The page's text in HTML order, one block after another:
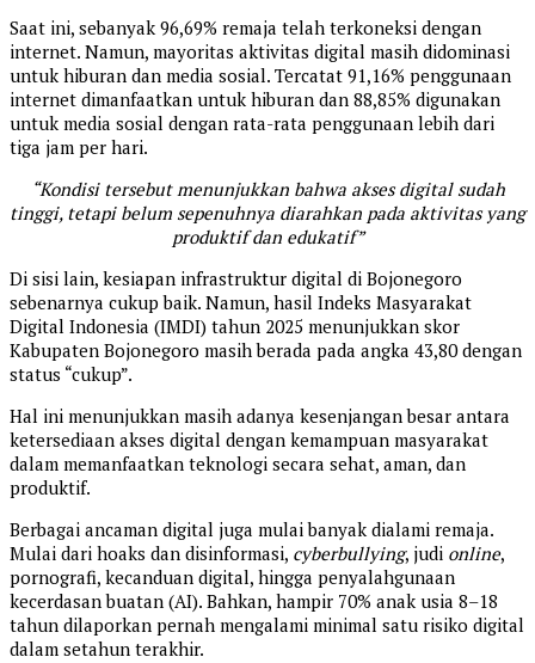
Saat ini, sebanyak 96,69% remaja telah terkoneksi dengan
internet. Namun, mayoritas aktivitas digital masih didominasi
untuk hiburan dan media sosial. Tercatat 91,16% penggunaan
internet dimanfaatkan untuk hiburan dan 88,85% digunakan
untuk media sosial dengan rata-rata penggunaan lebih dari
tiga jam per hari.
“Kondisi tersebut menunjukkan bahwa akses digital sudah
tinggi, tetapi belum sepenuhnya diarahkan pada aktivitas yang
produktif dan edukatif”
Di sisi lain, kesiapan infrastruktur digital di Bojonegoro
sebenarnya cukup baik. Namun, hasil Indeks Masyarakat
Digital Indonesia (IMDI) tahun 2025 menunjukkan skor
Kabupaten Bojonegoro masih berada pada angka 43,80 dengan
status “cukup”.
Hal ini menunjukkan masih adanya kesenjangan besar antara
ketersediaan akses digital dengan kemampuan masyarakat
dalam memanfaatkan teknologi secara sehat, aman, dan
produktif.
Berbagai ancaman digital juga mulai banyak dialami remaja.
Mulai dari hoaks dan disinformasi, cyberbullying, judi online,
pornografi, kecanduan digital, hingga penyalahgunaan
kecerdasan buatan (AI). Bahkan, hampir 70% anak usia 8–18
tahun dilaporkan pernah mengalami minimal satu risiko digital
dalam setahun terakhir.